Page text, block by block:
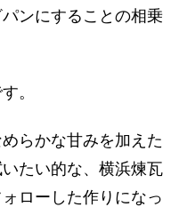
ンにすることの相乗
。
らかな甘みを加えた
たい的な、横浜煉瓦
ローした作りになっ